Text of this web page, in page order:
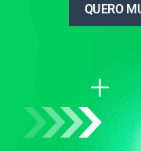
QUERO